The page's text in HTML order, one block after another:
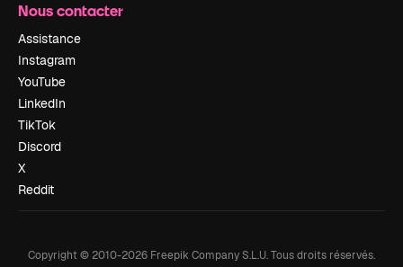
Nous contacter
Assistance
Instagram
YouTube
LinkedIn
TikTok
Discord
X
Reddit
Copyright © 2010-2026 Freepik Company S.L.U.Tous droits réservés.